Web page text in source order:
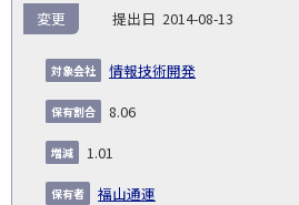
2014-08-13
情報技術開発
変更
8.06
1.01
福山通運